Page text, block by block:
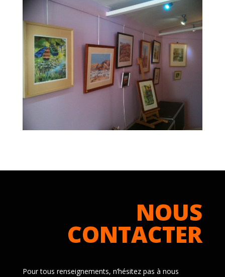
NOUS
CONTACTER
Pour tous renseignements, n’hésitez pas à nous